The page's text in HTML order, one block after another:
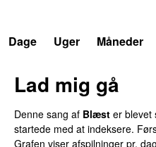
Dage
Uger Måneder
Lad mig gå
Denne sang af Blæst er blevet
startede med at indeksere.
Grafen viser afspilninger pr.